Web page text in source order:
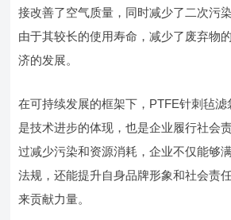
接改善了空气质量，同时减少了二次污
由于其较长的使用寿命，减少了废弃物
济的发展。
在可持续发展的框架下，PTFE针刺毡滤
是技术进步的体现，也是企业履行社会
过减少污染和资源消耗，企业不仅能够
法规，还能提升自身品牌形象和社会责
来贡献力量。